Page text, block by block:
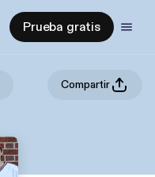
Prueba gratis
Compartir